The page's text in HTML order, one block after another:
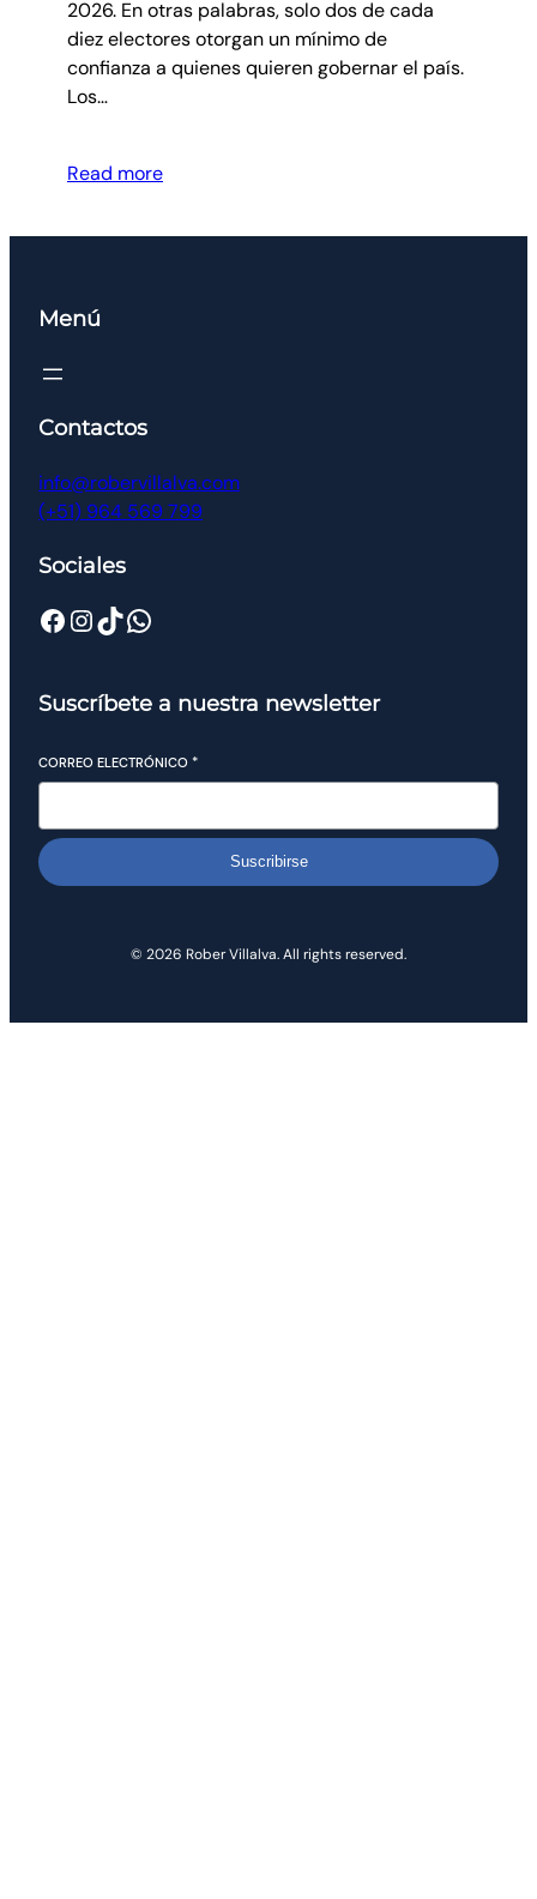
2026. En otras palabras, solo dos de cada
diez electores otorgan un mínimo de
confianza a quienes quieren gobernar el país.
Los…
Read more
Menú
Contactos
info@robervillalva.com
(+51) 964 569 799
Sociales
Suscríbete a nuestra newsletter
CORREO ELECTRÓNICO *
Suscribirse
© 2026 Rober Villalva. All rights reserved.